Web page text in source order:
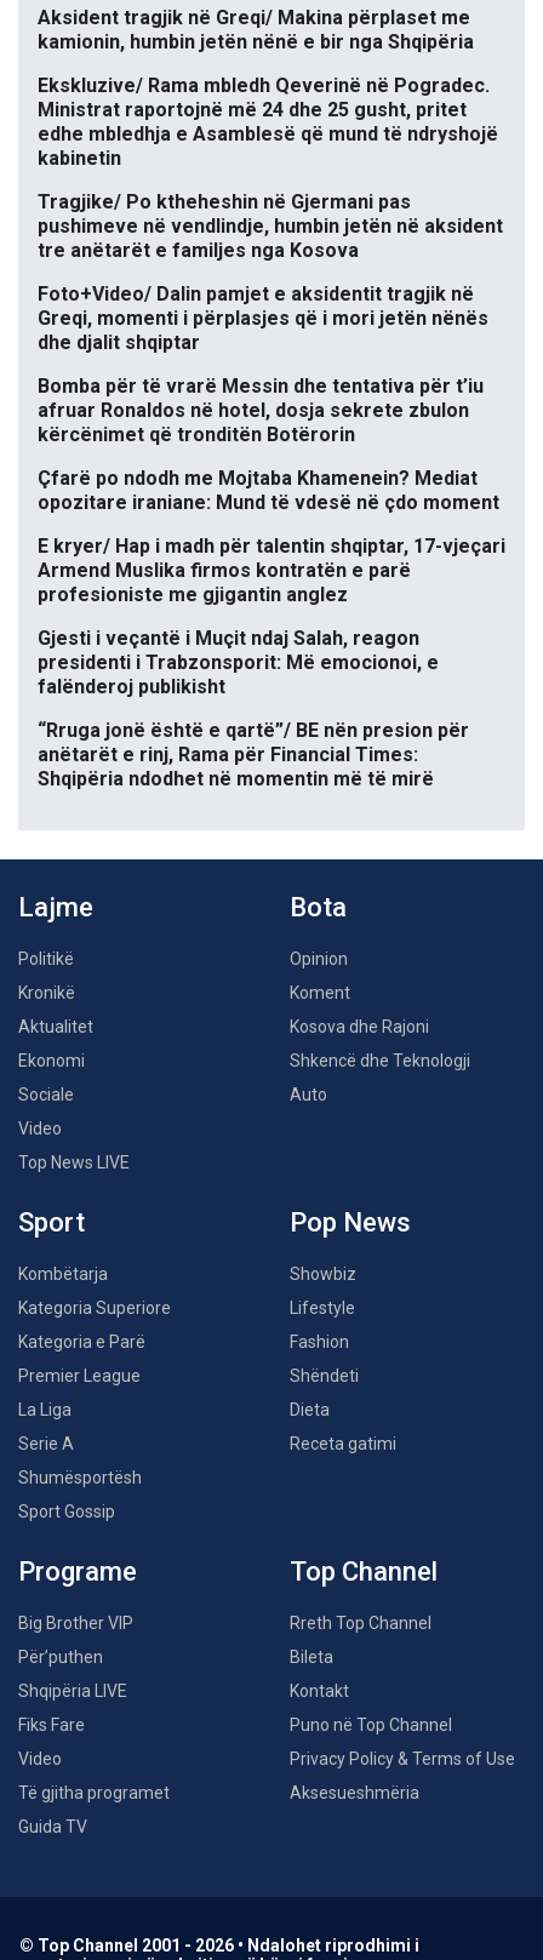
Aksident tragjik në Greqi/ Makina përplaset me
kamionin, humbin jetën nënë e bir nga Shqipëria
Ekskluzive/ Rama mbledh Qeverinë në Pogradec.
Ministrat raportojnë më 24 dhe 25 gusht, pritet
edhe mbledhja e Asamblesë që mund të ndryshojë
kabinetin
Tragjike/ Po ktheheshin në Gjermani pas
pushimeve në vendlindje, humbin jetën në aksident
tre anëtarët e familjes nga Kosova
Foto+Video/ Dalin pamjet e aksidentit tragjik në
Greqi, momenti i përplasjes që i mori jetën nënës
dhe djalit shqiptar
Bomba për të vrarë Messin dhe tentativa për t’iu
afruar Ronaldos në hotel, dosja sekrete zbulon
kërcënimet që tronditën Botërorin
Çfarë po ndodh me Mojtaba Khamenein? Mediat
opozitare iraniane: Mund të vdesë në çdo moment
E kryer/ Hap i madh për talentin shqiptar, 17-vjeçari
Armend Muslika firmos kontratën e parë
profesioniste me gjigantin anglez
Gjesti i veçantë i Muçit ndaj Salah, reagon
presidenti i Trabzonsporit: Më emocionoi, e
falënderoj publikisht
“Rruga jonë është e qartë”/ BE nën presion për
anëtarët e rinj, Rama për Financial Times:
Shqipëria ndodhet në momentin më të mirë
Lajme
Politikë
Kronikë
Aktualitet
Ekonomi
Sociale
Video
Top News LIVE
Bota
Opinion
Koment
Kosova dhe Rajoni
Shkencë dhe Teknologji
Auto
Sport
Kombëtarja
Kategoria Superiore
Kategoria e Parë
Premier League
La Liga
Serie A
Shumësportësh
Sport Gossip
Pop News
Showbiz
Lifestyle
Fashion
Shëndeti
Dieta
Receta gatimi
Programe
Big Brother VIP
Për’puthen
Shqipëria LIVE
Fiks Fare
Video
Të gjitha programet
Guida TV
Top Channel
Rreth Top Channel
Bileta
Kontakt
Puno në Top Channel
Privacy Policy & Terms of Use
Aksesueshmëria
© Top Channel 2001 - 2026 • Ndalohet riprodhimi i